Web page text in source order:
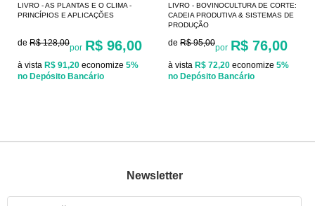
LIVRO - AS PLANTAS E O CLIMA -
PRINCÍPIOS E APLICAÇÕES
de R$ 128,00por R$ 96,00
à vista R$ 91,20 economize 5%
no Depósito Bancário
LIVRO - BOVINOCULTURA DE CORTE:
CADEIA PRODUTIVA & SISTEMAS DE
PRODUÇÃO
de R$ 95,00por R$ 76,00
à vista R$ 72,20 economize 5%
no Depósito Bancário
Newsletter